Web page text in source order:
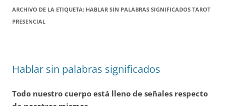
ARCHIVO DE LA ETIQUETA: HABLAR SIN PALABRAS SIGNIFICADOS TAROT
PRESENCIAL
Hablar sin palabras significados
Todo nuestro cuerpo está lleno de señales respecto